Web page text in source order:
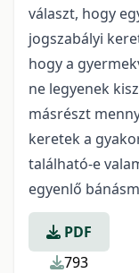
választ, hogy
jogszabályi
hogy a
ne legyenek
másrészt
keretek a
található-e
egyenlő
PDF
793